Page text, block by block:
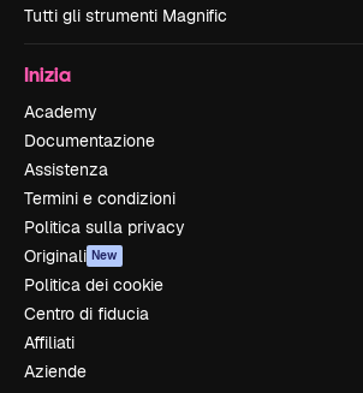
Tutti gli strumenti Magnific
Inizia
Academy
Documentazione
Assistenza
Termini e condizioni
Politica sulla privacy
Originali New
Politica dei cookie
Centro di fiducia
Affiliati
Aziende